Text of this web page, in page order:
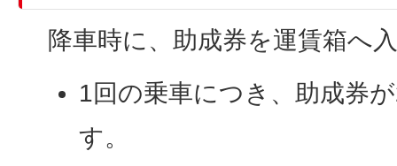
降車時に、助成券を運賃箱へ
1回の乗車につき、助成券
す。